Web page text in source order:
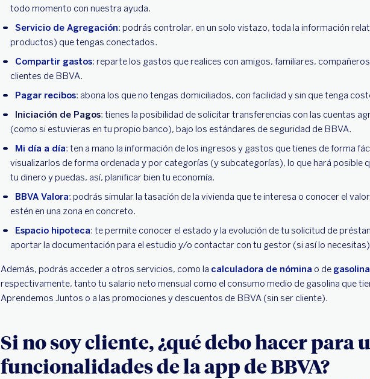
todo momento con nuestra ayuda.
Servicio de Agregación: podrás controlar, en un solo vistazo, toda la información
productos) que tengas conectados.
Compartir gastos: reparte los gastos que realices con amigos, familiares,
clientes de BBVA.
Pagar recibos: abona los que no tengas domiciliados, con facilidad y sin que tenga
Iniciación de Pagos: tienes la posibilidad de solicitar transferencias con las cuentas
(como si estuvieras en tu propio banco), bajo los estándares de seguridad de BBVA.
Mi día a día: ten a mano la información de los ingresos y gastos que tienes de forma
visualizarlos de forma ordenada y por categorías (y subcategorías), lo que hará posible
tu dinero y puedas, así, planificar bien tu economía.
BBVA Valora: podrás simular la tasación de la vivienda que te interesa o conocer el
estén en una zona en concreto.
Espacio hipoteca: te permite conocer el estado y la evolución de tu solicitud de
aportar la documentación para el estudio y/o contactar con tu gestor (si así lo
Además, podrás acceder a otros servicios, como la calculadora de nómina o de gasolina
respectivamente, tanto tu salario neto mensual como el consumo medio de gasolina que
Aprendemos Juntos o a las promociones y descuentos de BBVA (sin ser cliente).
Si no soy cliente, ¿qué debo hacer para
funcionalidades de la app de BBVA?